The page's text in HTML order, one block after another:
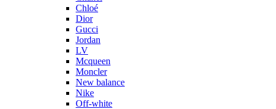
Chloé
Dior
Gucci
Jordan
LV
Mcqueen
Moncler
New balance
Nike
Off-white